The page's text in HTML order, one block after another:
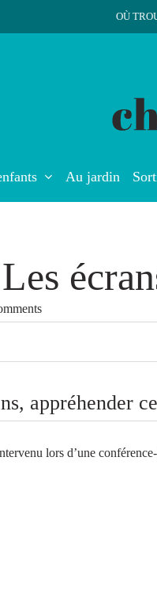
OÙ
Au jardin
Les
appréhender
lors d’une